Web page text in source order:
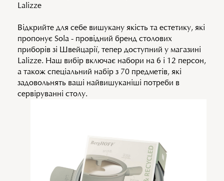
Lalizze
Відкрийте для себе вишукану якість та естетику, які
пропонує Sola - провідний бренд столових
приборів зі Швейцарії, тепер доступний у магазині
Lalizze. Наш вибір включає набори на 6 і 12 персон,
а також спеціальний набір з 70 предметів, які
задовольнять ваші найвишуканіші потреби в
сервіруванні столу.